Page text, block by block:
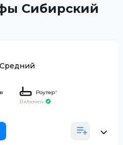
Сибирский
Роутер*
Включен